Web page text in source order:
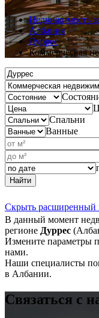
Недвижимость
Албания
Дуррес
Коммерческая
Спальни
Ванные
Найти
Скрыть расширенный
В данный момент
регионе Дуррес
Измените параметры
нами.
Наши специалисты
в Албании.
Связаться с